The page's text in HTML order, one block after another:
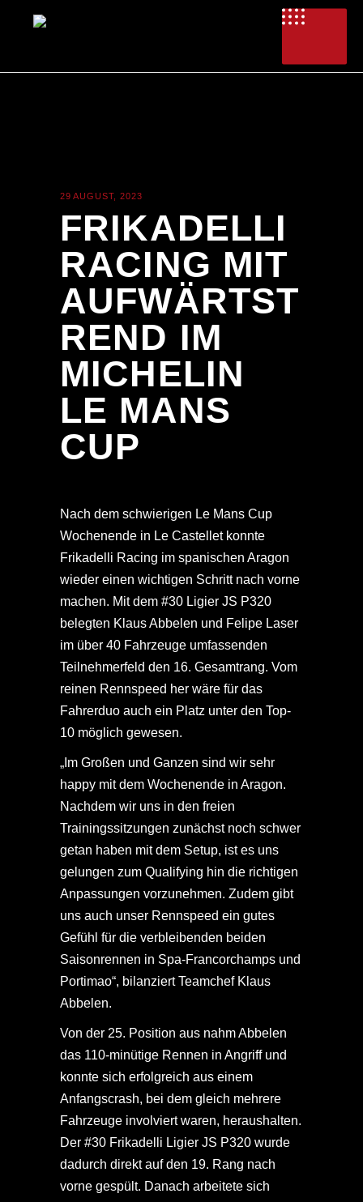
29 AUGUST, 2023
FRIKADELLI
RACING MIT
AUFWÄRTST
REND IM
MICHELIN
LE MANS
CUP
Nach dem schwierigen Le Mans Cup
Wochenende in Le Castellet konnte
Frikadelli Racing im spanischen Aragon
wieder einen wichtigen Schritt nach vorne
machen. Mit dem #30 Ligier JS P320
belegten Klaus Abbelen und Felipe Laser
im über 40 Fahrzeuge umfassenden
Teilnehmerfeld den 16. Gesamtrang. Vom
reinen Rennspeed her wäre für das
Fahrerduo auch ein Platz unter den Top-
10 möglich gewesen.
„Im Großen und Ganzen sind wir sehr
happy mit dem Wochenende in Aragon.
Nachdem wir uns in den freien
Trainingssitzungen zunächst noch schwer
getan haben mit dem Setup, ist es uns
gelungen zum Qualifying hin die richtigen
Anpassungen vorzunehmen. Zudem gibt
uns auch unser Rennspeed ein gutes
Gefühl für die verbleibenden beiden
Saisonrennen in Spa-Francorchamps und
Portimao“, bilanziert Teamchef Klaus
Abbelen.
Von der 25. Position aus nahm Abbelen
das 110-minütige Rennen in Angriff und
konnte sich erfolgreich aus einem
Anfangscrash, bei dem gleich mehrere
Fahrzeuge involviert waren, heraushalten.
Der #30 Frikadelli Ligier JS P320 wurde
dadurch direkt auf den 19. Rang nach
vorne gespült. Danach arbeitete sich